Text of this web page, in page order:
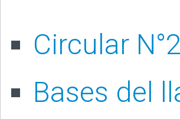
Circular
Bases del